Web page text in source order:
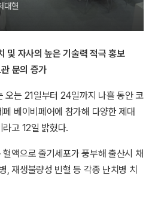
대혈
및 자사의 높은 기술력 적극 홍보
문의 증가
오는 21일부터 24일까지 나흘 동안 코
베이비페어에 참가해 다양한 제대
고 12일 밝혔다.
액으로 줄기세포가 풍부해 출산시 채
, 재생불량성 빈혈 등 각종 난치병 치